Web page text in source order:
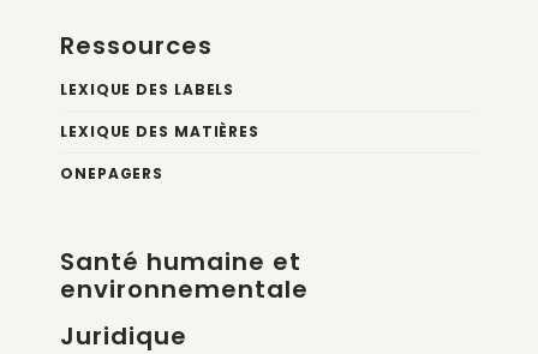
Ressources
LEXIQUE DES LABELS
LEXIQUE DES MATIÈRES
ONEPAGERS
Santé humaine et
environnementale
Juridique